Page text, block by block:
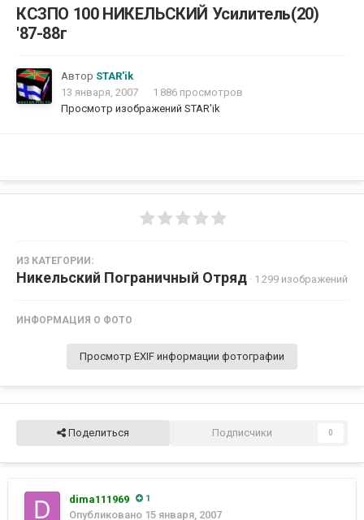
КСЗПО 100 НИКЕЛЬСКИЙ Усилитель(20)
'87-88г
Автор STAR'ik
13 января, 2007
1 886 просмотров
Просмотр изображений STAR'ik
ИЗ КАТЕГОРИИ:
Никельский Пограничный Отряд · 1 299 изображений
ИНФОРМАЦИЯ О ФОТО
Просмотр EXIF информации фотографии
Поделиться Подписчики 0
dima111969 1
Опубликовано 15 января, 2007